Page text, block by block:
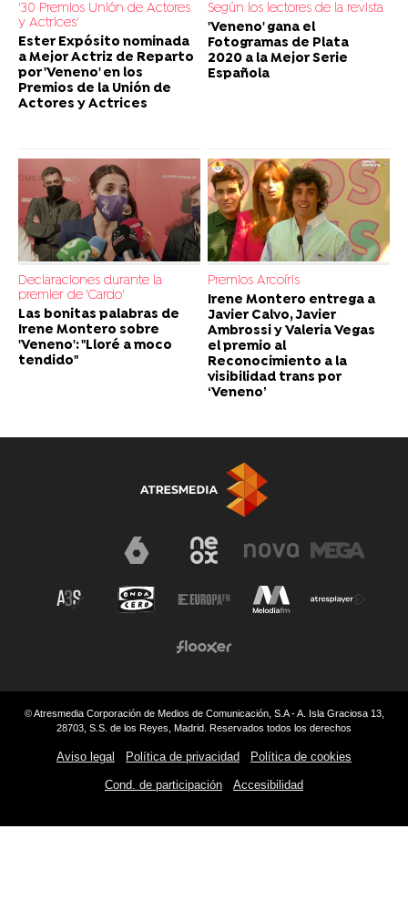
'30 Premios Unión de Actores
y Actrices'
Ester Expósito nominada
a Mejor Actriz de Reparto
por 'Veneno' en los
Premios de la Unión de
Actores y Actrices
Según los lectores de la revista
'Veneno' gana el
Fotogramas de Plata
2020 a la Mejor Serie
Española
Declaraciones durante la
premier de 'Cardo'
Las bonitas palabras de
Irene Montero sobre
'Veneno': "Lloré a moco
tendido"
Premios Arcoíris
Irene Montero entrega a
Javier Calvo, Javier
Ambrossi y Valeria Vegas
el premio al
Reconocimiento a la
visibilidad trans por
‘Veneno’
© Atresmedia Corporación de Medios de Comunicación, S.A - A. Isla Graciosa 13,
28703, S.S. de los Reyes, Madrid. Reservados todos los derechos
Aviso legal Política de privacidad Política de cookies
Cond. de participación Accesibilidad